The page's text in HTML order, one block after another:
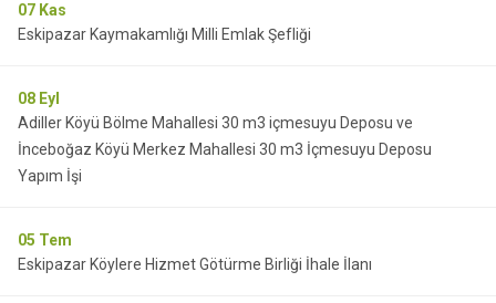
07 Kas
Eskipazar Kaymakamlığı Milli Emlak Şefliği
08 Eyl
Adiller Köyü Bölme Mahallesi 30 m3 içmesuyu Deposu ve
İnceboğaz Köyü Merkez Mahallesi 30 m3 İçmesuyu Deposu
Yapım İşi
05 Tem
Eskipazar Köylere Hizmet Götürme Birliği İhale İlanı